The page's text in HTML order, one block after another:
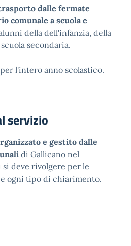
dalle fermate
comunale a scuola e
della dell'infanzia, della
secondaria.
l'intero anno scolastico.
servizio
e gestito dalle
di Gallicano nel
si deve rivolgere per le
ogni tipo di chiarimento.